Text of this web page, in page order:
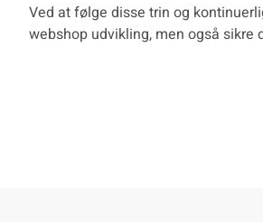
Ved at følge disse trin og
webshop udvikling, men også sikre